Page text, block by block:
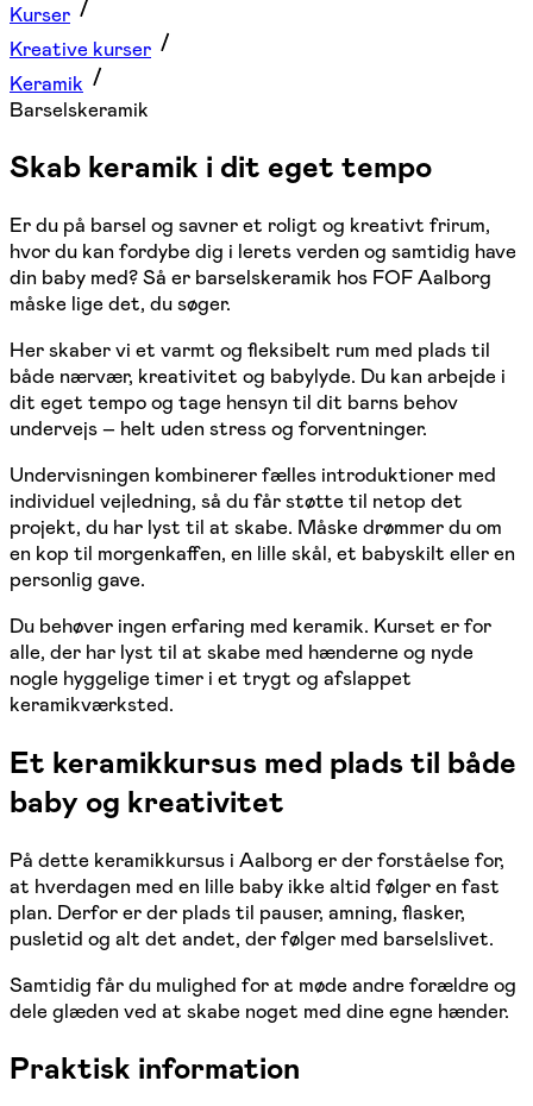
Kurser
Kreative kurser
Keramik
Barselskeramik
Skab keramik i dit eget tempo
Er du på barsel og savner et roligt og kreativt frirum,
hvor du kan fordybe dig i lerets verden og samtidig have
din baby med? Så er barselskeramik hos FOF Aalborg
måske lige det, du søger.
Her skaber vi et varmt og fleksibelt rum med plads til
både nærvær, kreativitet og babylyde. Du kan arbejde i
dit eget tempo og tage hensyn til dit barns behov
undervejs – helt uden stress og forventninger.
Undervisningen kombinerer fælles introduktioner med
individuel vejledning, så du får støtte til netop det
projekt, du har lyst til at skabe. Måske drømmer du om
en kop til morgenkaffen, en lille skål, et babyskilt eller en
personlig gave.
Du behøver ingen erfaring med keramik. Kurset er for
alle, der har lyst til at skabe med hænderne og nyde
nogle hyggelige timer i et trygt og afslappet
keramikværksted.
Et keramikkursus med plads til både
baby og kreativitet
På dette keramikkursus i Aalborg er der forståelse for,
at hverdagen med en lille baby ikke altid følger en fast
plan. Derfor er der plads til pauser, amning, flasker,
pusletid og alt det andet, der følger med barselslivet.
Samtidig får du mulighed for at møde andre forældre og
dele glæden ved at skabe noget med dine egne hænder.
Praktisk information